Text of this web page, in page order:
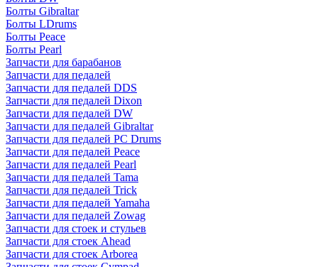
Болты Gibraltar
Болты LDrums
Болты Peace
Болты Pearl
Запчасти для барабанов
Запчасти для педалей
Запчасти для педалей DDS
Запчасти для педалей Dixon
Запчасти для педалей DW
Запчасти для педалей Gibraltar
Запчасти для педалей PC Drums
Запчасти для педалей Peace
Запчасти для педалей Pearl
Запчасти для педалей Tama
Запчасти для педалей Trick
Запчасти для педалей Yamaha
Запчасти для педалей Zowag
Запчасти для стоек и стульев
Запчасти для стоек Ahead
Запчасти для стоек Arborea